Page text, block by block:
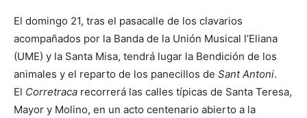
El domingo 21, tras el pasacalle de los clavarios
acompañados por la Banda de la Unión Musical l’Eliana
(UME) y la Santa Misa, tendrá lugar la Bendición de los
animales y el reparto de los panecillos de Sant Antoni.
El Corretraca recorrerá las calles típicas de Santa Teresa,
Mayor y Molino, en un acto centenario abierto a la